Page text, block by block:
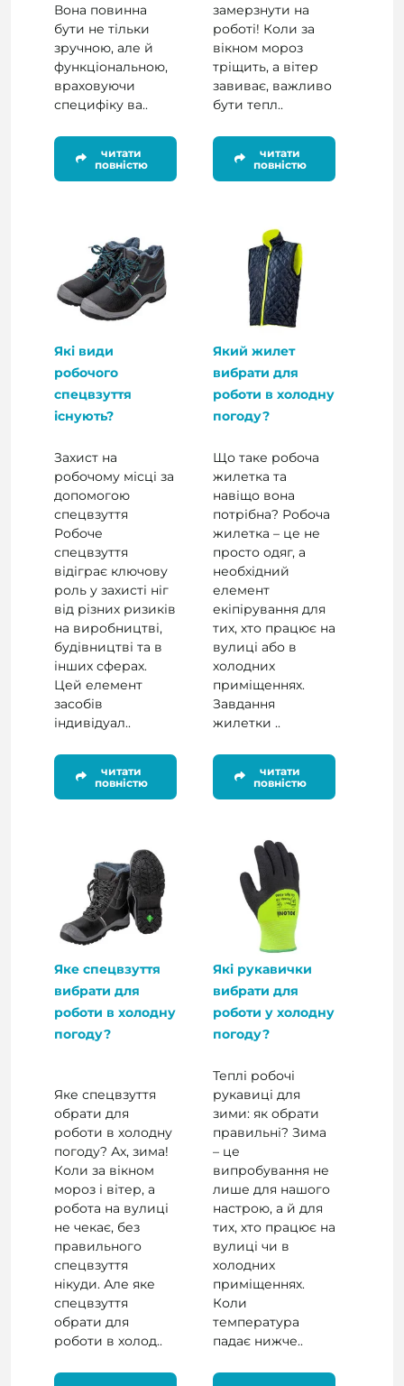
Вона повинна
бути не тільки
зручною, але й
функціональною,
враховуючи
специфіку ва..
читати
повністю
замерзнути на
роботі! Коли за
вікном мороз
тріщить, а вітер
завиває, важливо
бути тепл..
читати
повністю
Які види
робочого
спецвзуття
існують?
Захист на
робочому місці за
допомогою
спецвзуття
Робоче
спецвзуття
відіграє ключову
роль у захисті ніг
від різних ризиків
на виробництві,
будівництві та в
інших сферах.
Цей елемент
засобів
індивідуал..
читати
повністю
Який жилет
вибрати для
роботи в холодну
погоду?
Що таке робоча
жилетка та
навіщо вона
потрібна? Робоча
жилетка – це не
просто одяг, а
необхідний
елемент
екіпірування для
тих, хто працює на
вулиці або в
холодних
приміщеннях.
Завдання
жилетки ..
читати
повністю
Яке спецвзуття
вибрати для
роботи в холодну
погоду?
Яке спецвзуття
обрати для
роботи в холодну
погоду? Ах, зима!
Коли за вікном
мороз і вітер, а
робота на вулиці
не чекає, без
правильного
спецвзуття
нікуди. Але яке
спецвзуття
обрати для
роботи в холод..
Які рукавички
вибрати для
роботи у холодну
погоду?
Теплі робочі
рукавиці для
зими: як обрати
правильні? Зима
– це
випробування не
лише для нашого
настрою, а й для
тих, хто працює на
вулиці чи в
холодних
приміщеннях.
Коли
температура
падає нижче..